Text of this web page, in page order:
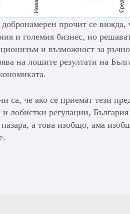
прочит се вижда,
и големия бизнес, но
и възможност за
на лошите резултати на
са, че ако се приемат тези
лобистки регулации,
а това изобщо, ама